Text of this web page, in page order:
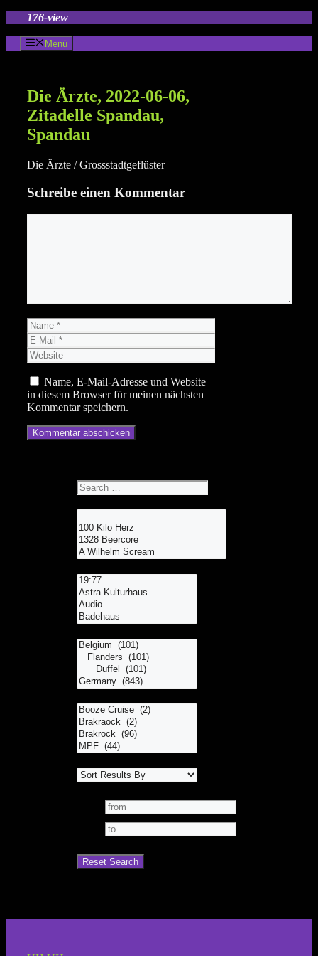
springen
176-view
Menü
Die Ärzte, 2022-06-06,
Zitadelle Spandau,
Spandau
Die Ärzte / Grossstadtgeflüster
Schreibe einen Kommentar
Name
E-
Mail
Website
Name, E-Mail-Adresse und Website
in diesem Browser für meinen nächsten
Kommentar speichern.